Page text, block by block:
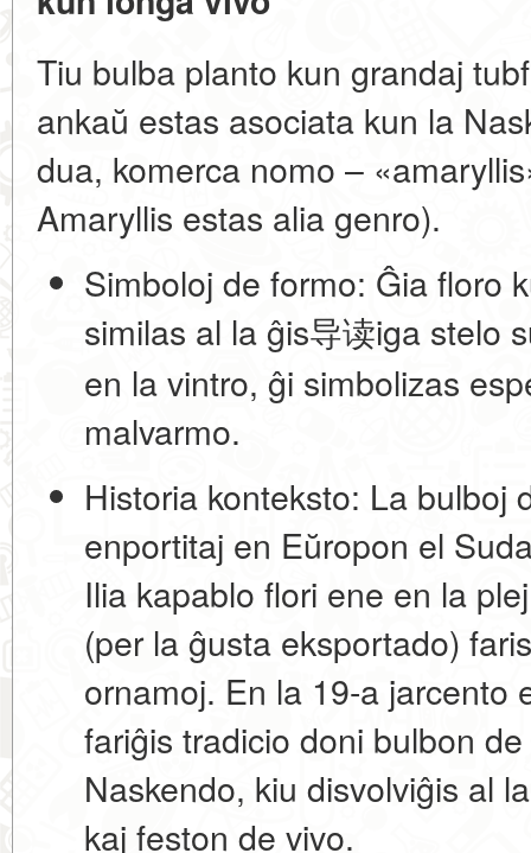
Tiu bulba planto kun grandaj
ankaŭ estas asociata kun la
dua, komerca nomo –
Amaryllis estas alia genro).
Simboloj de formo: Ĝia floro
similas al la ĝis导读iga stelo
en la vintro, ĝi simbolizas
malvarmo.
Historia konteksto: La bulboj
enportitaj en Eŭropon el
Ilia kapablo flori ene en la
(per la ĝusta eksportado)
ornamoj. En la 19-a jarcento
fariĝis tradicio doni bulbon
Naskendo, kiu disvolviĝis al
kaj feston de vivo.